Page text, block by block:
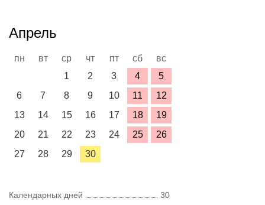
Апрель
пн вт ср чт пт сб
вс
1
2 3 4
5
6
7 8 9 10 11
12
13
14 15 16 17 18
19
20
21 22 23 24 25
26
27
28 29 30
Календарных дней
30